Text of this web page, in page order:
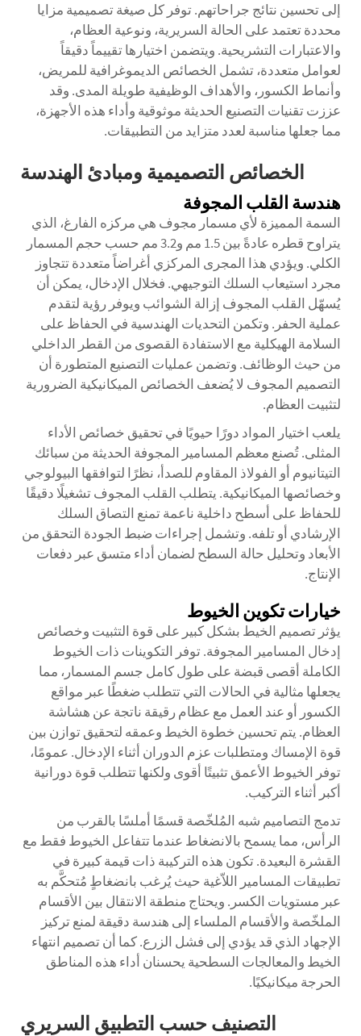
إلى تحسين نتائج جراحاتهم. توفر كل صيغة تصميمية مزايا
محددة تعتمد على الحالة السريرية، ونوعية العظام،
والاعتبارات التشريحية. ويتضمن اختيارها تقييماً دقيقاً
لعوامل متعددة، تشمل الخصائص الديموغرافية للمريض،
وأنماط الكسور، والأهداف الوظيفية طويلة المدى. وقد
عززت تقنيات التصنيع الحديثة موثوقية وأداء هذه الأجهزة،
مما جعلها مناسبة لعدد متزايد من التطبيقات.
الخصائص التصميمية ومبادئ الهندسة
هندسة القلب المجوفة
السمة المميزة لأي مسمار مجوف هي مركزه الفارغ، الذي
يتراوح قطره عادةً بين 1.5 مم و3.2 مم حسب حجم المسمار
الكلي. ويؤدي هذا المجرى المركزي أغراضاً متعددة تتجاوز
مجرد استيعاب السلك التوجيهي. فخلال الإدخال، يمكن أن
يُسهّل القلب المجوف إزالة الشوائب ويوفر رؤية لتقدم
عملية الحفر. وتكمن التحديات الهندسية في الحفاظ على
السلامة الهيكلية مع الاستفادة القصوى من القطر الداخلي
من حيث الوظائف. وتضمن عمليات التصنيع المتطورة أن
التصميم المجوف لا يُضعف الخصائص الميكانيكية الضرورية
لتثبيت العظام.
يلعب اختيار المواد دورًا حيويًا في تحقيق خصائص الأداء
المثلى. تُصنع معظم المسامير المجوفة الحديثة من سبائك
التيتانيوم أو الفولاذ المقاوم للصدأ، نظرًا لتوافقها البيولوجي
وخصائصها الميكانيكية. يتطلب القلب المجوف تشغيلًا دقيقًا
للحفاظ على أسطح داخلية ناعمة تمنع التصاق السلك
الإرشادي أو تلفه. وتشمل إجراءات ضبط الجودة التحقق من
الأبعاد وتحليل حالة السطح لضمان أداء متسق عبر دفعات
الإنتاج.
خيارات تكوين الخيوط
يؤثر تصميم الخيط بشكل كبير على قوة التثبيت وخصائص
إدخال المسامير المجوفة. توفر التكوينات ذات الخيوط
الكاملة أقصى قبضة على طول كامل جسم المسمار، مما
يجعلها مثالية في الحالات التي تتطلب ضغطًا عبر مواقع
الكسور أو عند العمل مع عظام رقيقة ناتجة عن هشاشة
العظام. يتم تحسين خطوة الخيط وعمقه لتحقيق توازن بين
قوة الإمساك ومتطلبات عزم الدوران أثناء الإدخال. عمومًا،
توفر الخيوط الأعمق تثبيتًا أقوى ولكنها تتطلب قوة دورانية
أكبر أثناء التركيب.
تدمج التصاميم شبه المُلخّصة قسمًا أملسًا بالقرب من
الرأس، مما يسمح بالانضغاط عندما تتفاعل الخيوط فقط مع
القشرة البعيدة. تكون هذه التركيبة ذات قيمة كبيرة في
تطبيقات المسامير اللاّغية حيث يُرغب بانضغاطٍ مُتحكَّم به
عبر مستويات الكسر. ويحتاج منطقة الانتقال بين الأقسام
الملخّصة والأقسام الملساء إلى هندسة دقيقة لمنع تركيز
الإجهاد الذي قد يؤدي إلى فشل الزرع. كما أن تصميم انتهاء
الخيط والمعالجات السطحية يحسنان أداء هذه المناطق
الحرجة ميكانيكيًا.
التصنيف حسب التطبيق السريري